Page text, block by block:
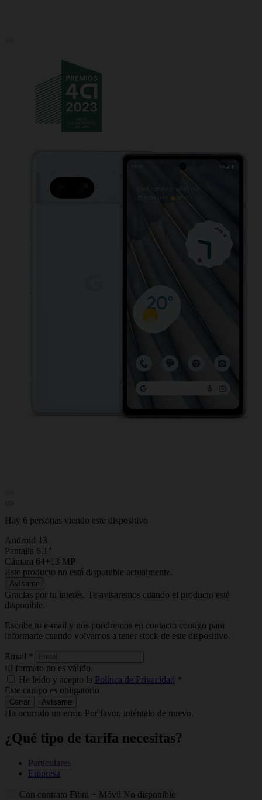
Hay 6 personas viendo este dispositivo
Android 13
Pantalla 6.1"
Cámara 64+13 MP
Este producto no está disponible actualmente.
Avísame
Gracias por tu interés. Te avisaremos cuando el producto esté
disponible.
Escribe tu e-mail y nos pondremos en contacto contigo para
informarte cuando volvamos a tener stock de este dispositivo.
Email *
El formato no es válido
He leído y acepto la Política de Privacidad *
Este campo es obligatorio
Cerrar Avísame
Ha ocurrido un error. Por favor, inténtalo de nuevo.
¿Qué tipo de tarifa necesitas?
Particulares
Empresa
Con contrato Fibra + Móvil No disponible